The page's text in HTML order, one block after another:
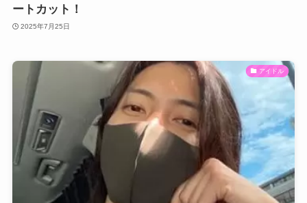
ートカット！
2025年7月25日
アイドル